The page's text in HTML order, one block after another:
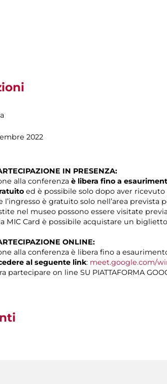
2022
IN PRESENZA:
alla conferenza è libera fino a
ed è possibile solo dopo aver
l’ingresso è gratuito solo nell’area prevista
nel museo possono essere visitate
MIC Card è possibile acquistare un
ONLINE:
alla conferenza è libera fino a
al seguente link: meet.google.com/
partecipare on line SU PIATTAFORMA